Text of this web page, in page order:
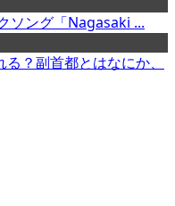
ソング「Nagasaki ...
？副首都とはなにか、